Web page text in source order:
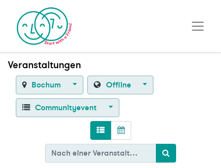
Veranstaltungen
Bochum Offline
Communityevent